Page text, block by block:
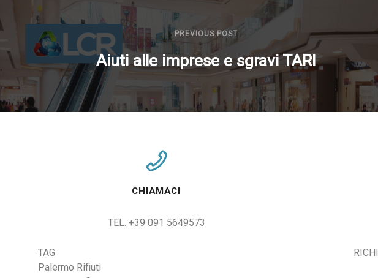
PREVIOUS POST
Aiuti alle imprese e sgravi TARI
CHIAMACI
TEL. +39 091 5649573
TAG
Palermo Rifiuti